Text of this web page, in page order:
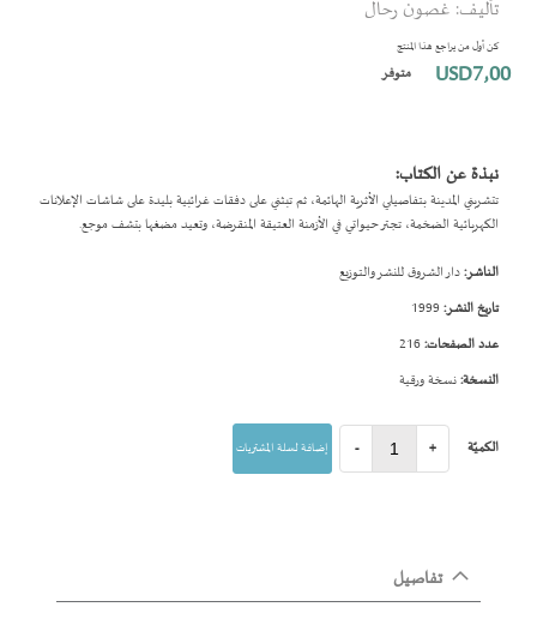
تأليف: غصون رحال
كن أول من يراجع هذا المنتج
USD7٫00 متوفر
نبذة عن الكتاب:
تتشربني المدينة بتفاصيلي الأثرية الهائمة، ثم تبثني على دفقات غرائبية بليدة على شاشات الإعلانات
الكهربائية الضخمة، تجتر حيواتي في الأزمنة العتيقة المنقرضة، وتعيد مضغها بتشف موجع.
الناشر:دار الشروق للنشر والتوزيع
تاريخ النشر:
عدد الصفحات:
النسخة:نسخة ورقية
الكميّة - + إضافة لسلة المشتريات
بداية
معرض
الصور
تفاصيل